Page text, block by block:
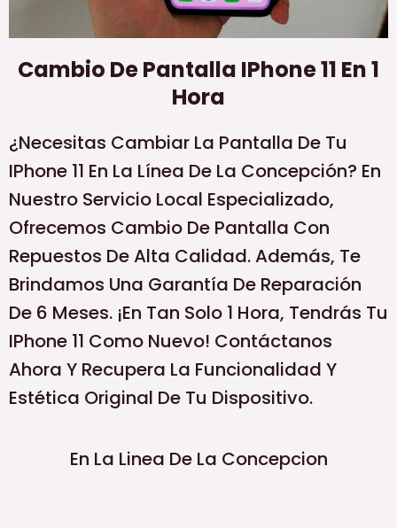
Cambio De Pantalla IPhone 11 En 1
Hora
¿Necesitas Cambiar La Pantalla De Tu
IPhone 11 En La Línea De La Concepción? En
Nuestro Servicio Local Especializado,
Ofrecemos Cambio De Pantalla Con
Repuestos De Alta Calidad. Además, Te
Brindamos Una Garantía De Reparación
De 6 Meses. ¡En Tan Solo 1 Hora, Tendrás Tu
IPhone 11 Como Nuevo! Contáctanos
Ahora Y Recupera La Funcionalidad Y
Estética Original De Tu Dispositivo.
En La Linea De La Concepcion